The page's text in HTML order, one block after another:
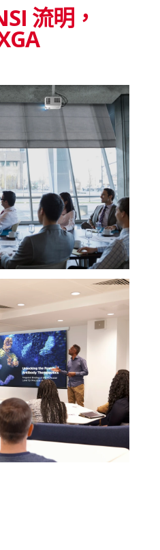
流明，